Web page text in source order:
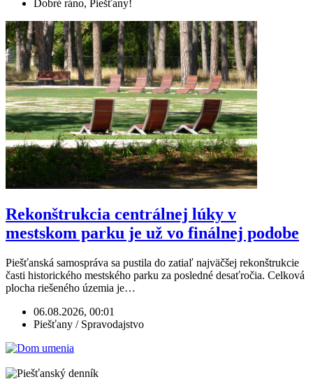
Dobré ráno, Piešťany!
Rekonštrukcia centrálnej lúky v
mestskom parku je už vo finálnej podobe
Piešťanská samospráva sa pustila do zatiaľ najväčšej rekonštrukcie
časti historického mestského parku za posledné desaťročia. Celková
plocha riešeného územia je…
06.08.2026, 00:01
Piešťany / Spravodajstvo